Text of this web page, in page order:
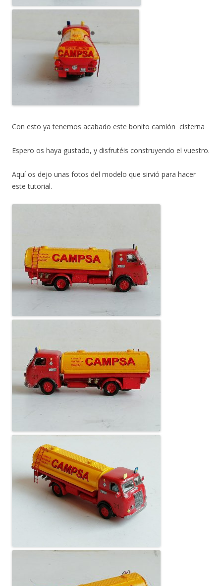
Con esto ya tenemos acabado este bonito camión cisterna
Espero os haya gustado, y disfrutéis construyendo el vuestro.
Aquí os dejo unas fotos del modelo que sirvió para hacer
este tutorial.